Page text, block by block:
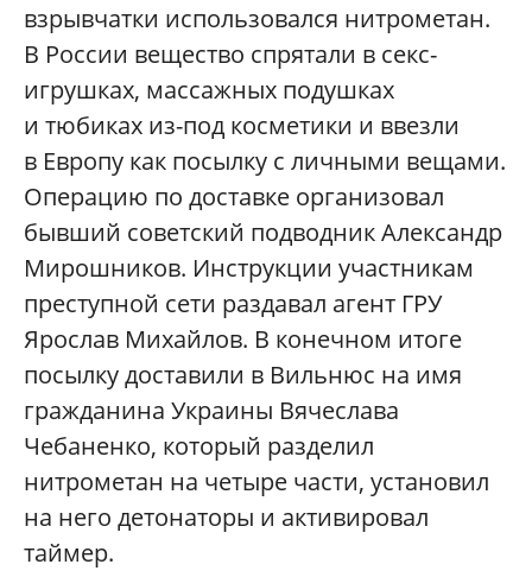
взрывчатки использовался нитрометан.
В России вещество спрятали в секс-
игрушках, массажных подушках
и тюбиках из-под косметики и ввезли
в Европу как посылку с личными вещами.
Операцию по доставке организовал
бывший советский подводник Александр
Мирошников. Инструкции участникам
преступной сети раздавал агент ГРУ
Ярослав Михайлов. В конечном итоге
посылку доставили в Вильнюс на имя
гражданина Украины Вячеслава
Чебаненко, который разделил
нитрометан на четыре части, установил
на него детонаторы и активировал
таймер.